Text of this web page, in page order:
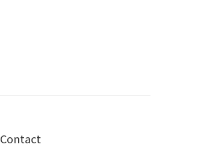
Contact